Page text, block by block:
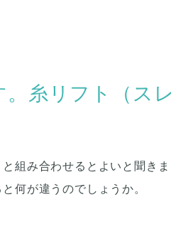
糸リフト（ス
組み合わせるとよいと聞き
何が違うのでしょうか。